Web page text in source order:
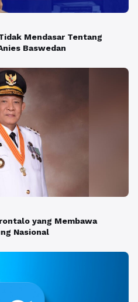
Mendasar Tentang
Baswedan
yang Membawa
Nasional